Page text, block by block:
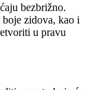
bezbrižno.
zidova, kao i
u pravu